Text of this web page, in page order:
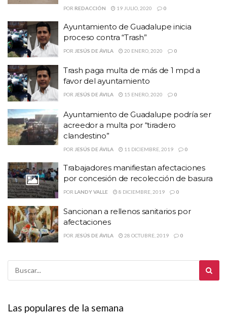
POR REDACCIÓN 19 JULIO, 2020 0
Ayuntamiento de Guadalupe inicia
proceso contra “Trash”
POR JESÚS DE ÁVILA 20 ENERO, 2020 0
Trash paga multa de más de 1 mpd a
favor del ayuntamiento
POR JESÚS DE ÁVILA 15 ENERO, 2020 0
Ayuntamiento de Guadalupe podría ser
acreedor a multa por “tiradero
clandestino”
POR JESÚS DE ÁVILA 11 DICIEMBRE, 2019 0
Trabajadores manifiestan afectaciones
por concesión de recolección de basura
POR LANDY VALLE 8 DICIEMBRE, 2019 0
Sancionan a rellenos sanitarios por
afectaciones
POR JESÚS DE ÁVILA 28 OCTUBRE, 2019 0
Las populares de la semana